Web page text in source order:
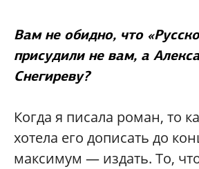
Вам не обидно, что
присудили не вам, а
Снегиреву?
Когда я писала роман, то
хотела его дописать до
максимум — издать. То,